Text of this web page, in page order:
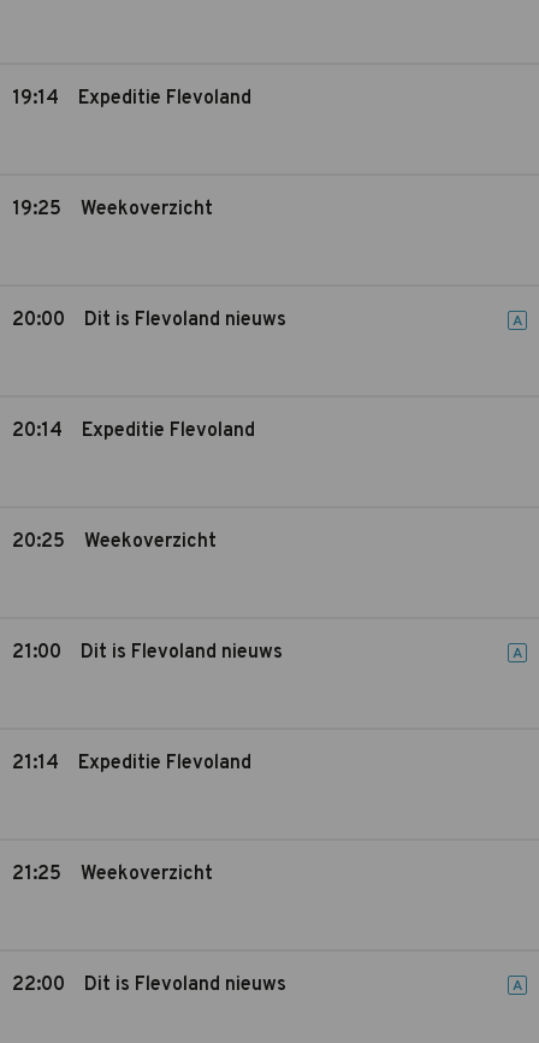
19:14 Expeditie Flevoland
19:25 Weekoverzicht
20:00 Dit is Flevoland nieuws A
20:14 Expeditie Flevoland
20:25 Weekoverzicht
21:00 Dit is Flevoland nieuws A
21:14 Expeditie Flevoland
21:25 Weekoverzicht
22:00 Dit is Flevoland nieuws A